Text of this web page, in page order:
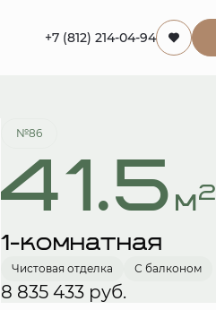
+7 (812) 214-04-94
№86
41.5 м2
1-комнатная
Чистовая отделка С балконом
8 835 433 руб.